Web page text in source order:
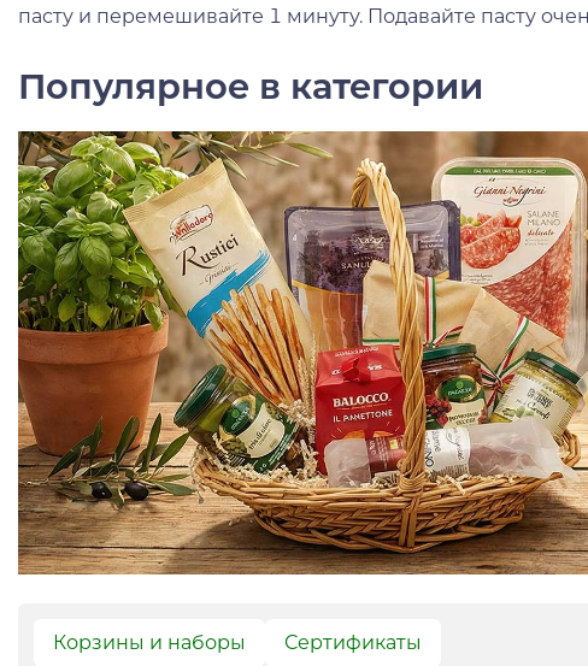
пасту и перемешивайте 1 минуту. Подавайте пасту
Популярное в категории
Корзины и наборы Сертификаты